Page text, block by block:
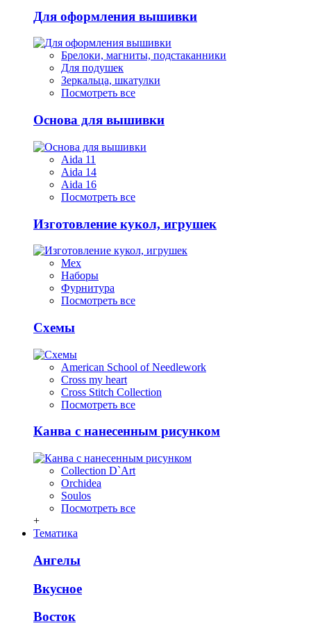
Для оформления вышивки
Брелоки, магниты, подстаканники
Для подушек
Зеркальца, шкатулки
Посмотреть все
Основа для вышивки
Aida 11
Aida 14
Aida 16
Посмотреть все
Изготовление кукол, игрушек
Мех
Наборы
Фурнитура
Посмотреть все
Схемы
American School of Needlework
Cross my heart
Cross Stitch Collection
Посмотреть все
Канва с нанесенным рисунком
Collection D`Art
Orchidea
Soulos
Посмотреть все
+
Тематика
Ангелы
Вкусное
Восток